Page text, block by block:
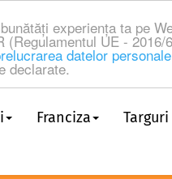
experiența ta pe
UE -
datelor personale
declarate.
Franciza